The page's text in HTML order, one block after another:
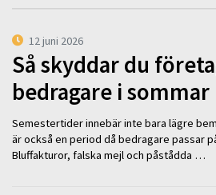
12 juni 2026
Så skyddar du
bedragare i sommar
Semestertider innebär inte bara lägre
är också en period då bedragare passar
Bluffakturor, falska mejl och påstådda …